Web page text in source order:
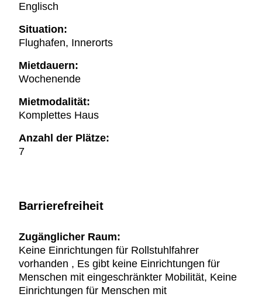
Englisch
Situation:
Flughafen, Innerorts
Mietdauern:
Wochenende
Mietmodalität:
Komplettes Haus
Anzahl der Plätze:
7
Barrierefreiheit
Zugänglicher Raum:
Keine Einrichtungen für Rollstuhlfahrer
vorhanden , Es gibt keine Einrichtungen für
Menschen mit eingeschränkter Mobilität, Keine
Einrichtungen für Menschen mit